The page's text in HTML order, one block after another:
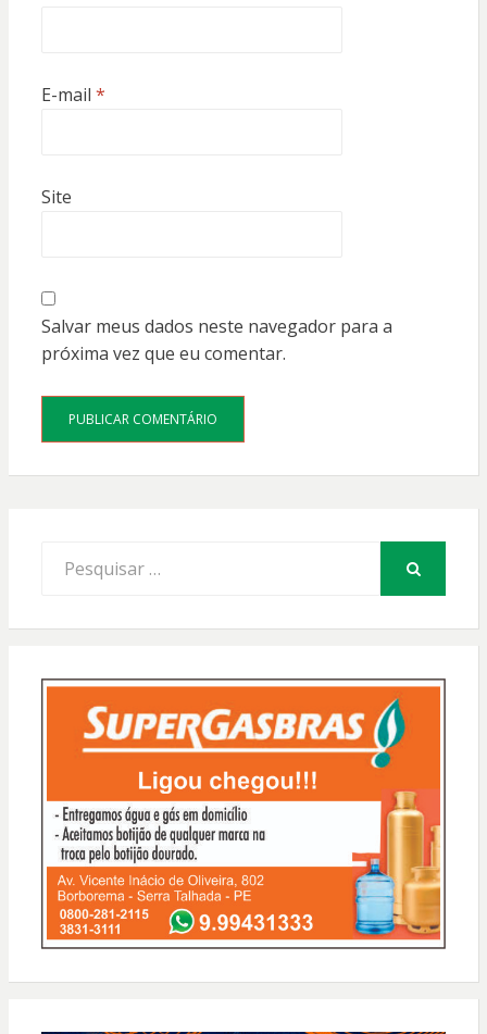
E-mail *
Site
Salvar meus dados neste navegador para a
próxima vez que eu comentar.
por: